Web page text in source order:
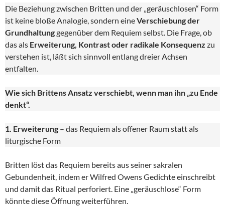
Die Beziehung zwischen Britten und der „geräuschlosen“ Form
ist keine bloße Analogie, sondern eineVerschiebung der
Grundhaltunggegenüber dem Requiem selbst. Die Frage, ob
das als Erweiterung, Kontrast oder radikale Konsequenz zu
verstehen ist, läßt sich sinnvoll entlang dreier Achsen
entfalten.
Wie sich Brittens Ansatz verschiebt, wenn man ihn „zu Ende
denkt“.
1. Erweiterung – das Requiem als offener Raum statt als
liturgische Form
Britten löst das Requiem bereits aus seiner sakralen
Gebundenheit, indem er Wilfred Owens Gedichte einschreibt
und damit das Ritual perforiert. Eine „geräuschlose“ Form
könnte diese Öffnung weiterführen.